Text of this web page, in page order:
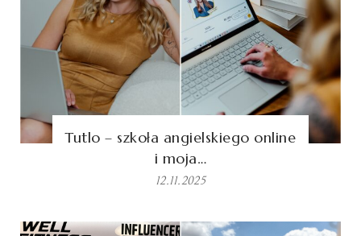
Tutlo – szkoła angielskiego online
i moja…
12.11.2025